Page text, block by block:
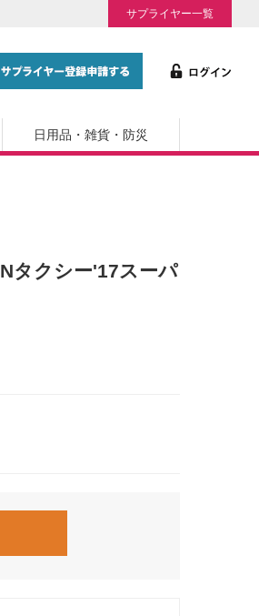
サプライヤー一覧
日用品・雑貨・防災
タクシー'17スーパ